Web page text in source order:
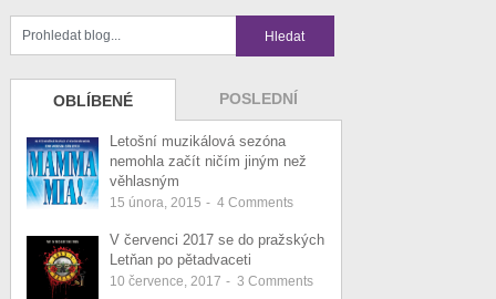
OBLÍBENÉ POSLEDNÍ
Letošní muzikálová sezóna
nemohla začít ničím jiným než
věhlasným
15 února, 2015 - 4Comments
V červenci 2017 se do pražských
Letňan po pětadvaceti
10 července, 2017 - 3 Comments